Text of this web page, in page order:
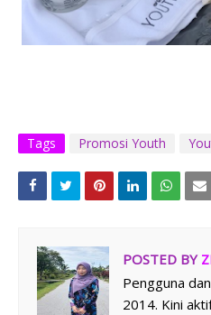
Tags Promosi Youth
POSTED BY
Pengguna
2014. Kini